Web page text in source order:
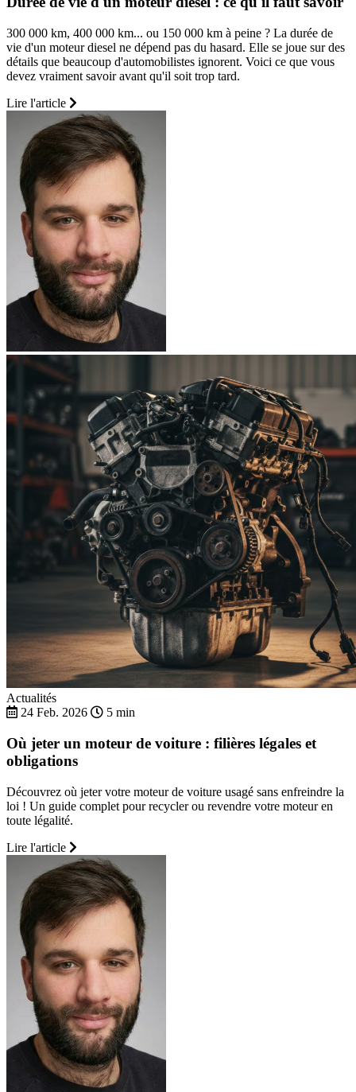
300 000 km, 400 000 km... ou 150 000 km à peine ? La durée de
vie d'un moteur diesel ne dépend pas du hasard. Elle se joue sur des
détails que beaucoup d'automobilistes ignorent. Voici ce que vous
devez vraiment savoir avant qu'il soit trop tard.
Lire l'article
Actualités
24 Feb. 2026
5 min
Où jeter un moteur de voiture : filières légales et
obligations
Découvrez où jeter votre moteur de voiture usagé sans enfreindre la
loi ! Un guide complet pour recycler ou revendre votre moteur en
toute légalité.
Lire l'article